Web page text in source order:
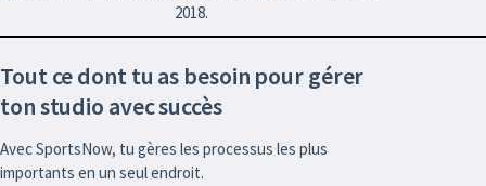
2018.
Tout ce dont tu as besoin pour gérer
ton studio avec succès
Avec SportsNow, tu gères les processus les plus
importants en un seul endroit.